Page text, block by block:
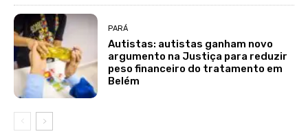
PARÁ
Autistas: autistas ganham novo
argumento na Justiça para reduzir
peso financeiro do tratamento em
Belém